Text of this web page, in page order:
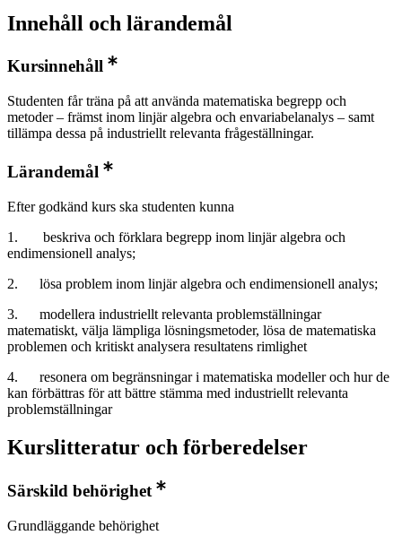
Innehåll och lärandemål
Kursinnehåll
Studenten får träna på att använda matematiska begrepp och
metoder – främst inom linjär algebra och envariabelanalys – samt
tillämpa dessa på industriellt relevanta frågeställningar.
Lärandemål
Efter godkänd kurs ska studenten kunna
1. beskriva och förklara begrepp inom linjär algebra och
endimensionell analys;
2. lösa problem inom linjär algebra och endimensionell analys;
3. modellera industriellt relevanta problemställningar
matematiskt, välja lämpliga lösningsmetoder, lösa de matematiska
problemen och kritiskt analysera resultatens rimlighet
4. resonera om begränsningar i matematiska modeller och hur de
kan förbättras för att bättre stämma med industriellt relevanta
problemställningar
Kurslitteratur och förberedelser
Särskild behörighet
Grundläggande behörighet